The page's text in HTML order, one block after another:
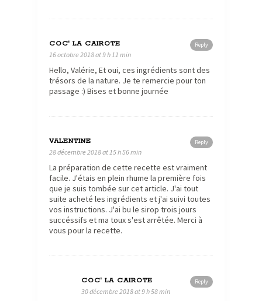
Reply
COC' LA CAIROTE
16 octobre 2018 at 9 h 11 min
Hello, Valérie, Et oui, ces ingrédients sont des
trésors de la nature. Je te remercie pour ton
passage :) Bises et bonne journée
Reply
VALENTINE
28 décembre 2018 at 15 h 56 min
La préparation de cette recette est vraiment
facile. J'étais en plein rhume la première fois
que je suis tombée sur cet article. J'ai tout
suite acheté les ingrédients et j'ai suivi toutes
vos instructions. J'ai bu le sirop trois jours
succéssifs et ma toux s'est arrêtée. Merci à
vous pour la recette.
Reply
COC' LA CAIROTE
30 décembre 2018 at 9 h 58 min